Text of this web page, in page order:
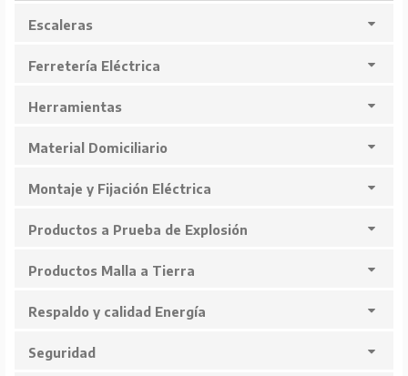
Escaleras
Ferretería Eléctrica
Herramientas
Material Domiciliario
Montaje y Fijación Eléctrica
Productos a Prueba de Explosión
Productos Malla a Tierra
Respaldo y calidad Energía
Seguridad